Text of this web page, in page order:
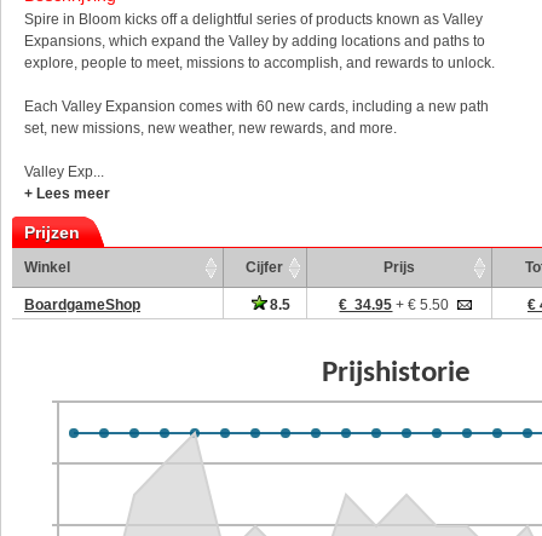
Spire in Bloom kicks off a delightful series of products known as Valley
Expansions, which expand the Valley by adding locations and paths to
explore, people to meet, missions to accomplish, and rewards to unlock.
Each Valley Expansion comes with 60 new cards, including a new path
set, new missions, new weather, new rewards, and more.
Valley Exp...
+ Lees meer
Prijzen
Winkel Cijfer Prijs
BoardgameShop 8.5 € 34.95 + € 5.50 €